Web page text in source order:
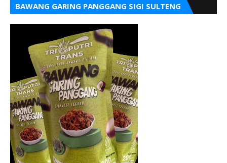
BAWANG GARING PANGGANG SIGI SULTENG